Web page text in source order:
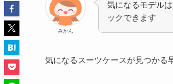
みかん
気になるモデル
ックできます
気になるスーツケースが見つかる